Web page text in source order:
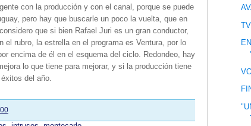
con la producción y con el canal, porque se puede
pero hay que buscarle un poco la vuelta, que en
que si bien Rafael Juri es un gran conductor,
el rubro, la estrella en el programa es Ventura, por lo
encima de él en el esquema del ciclo. Redondeo, hay
lo que tiene para mejorar, y si la producción tiene
del año.